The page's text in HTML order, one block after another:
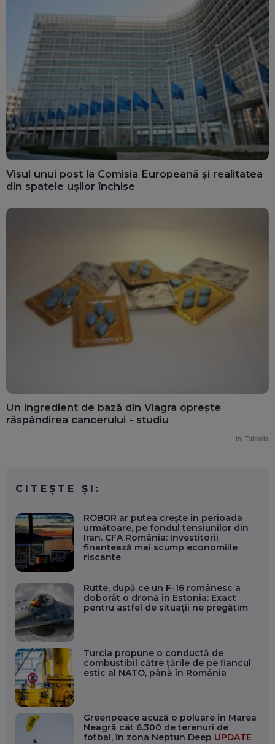
Visul unui post la Comisia Europeană și realitatea
din spatele ușilor închise
Un ingredient de bază din Viagra oprește
răspândirea cancerului - studiu
by Taboola
CITEȘTE ȘI:
ROBOR ar putea crește în perioada
următoare, pe fondul tensiunilor din
Iran. CFA România: Investitorii
finanțează mai scump economiile
riscante
Rutte, după ce un F-16 românesc a
doborât o dronă în Estonia: Exact
pentru astfel de situații ne pregătim
Turcia propune o conductă de
combustibil către țările de pe flancul
estic al NATO, până în România
Greenpeace acuză o poluare în Marea
Neagră cât 6.300 de terenuri de
fotbal, în zona Neptun Deep UPDATE